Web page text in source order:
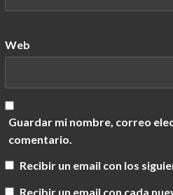
Web
Guardar mi nombre, correo
comentario.
Recibir un email con los
Recibir un email con cada